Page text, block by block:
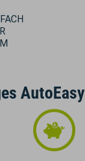
AutoEasy